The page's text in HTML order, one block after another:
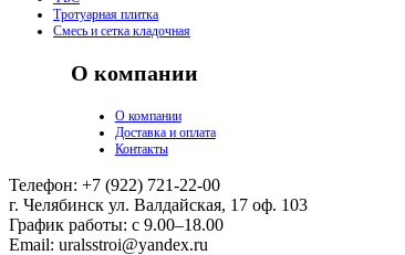
Тротуарная плитка
Смесь и сетка кладочная
О компании
О компании
Доставка и оплата
Контакты
Телефон: +7 (922) 721-22-00
г. Челябинск ул. Валдайская, 17 оф. 103
График работы: с 9.00–18.00
Email: uralsstroi@yandex.ru